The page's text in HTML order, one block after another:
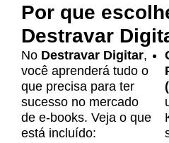
Por que
Destravar
No Destravar Digitar,
você aprenderá tudo o
que precisa para ter
sucesso no mercado
de e-books. Veja o que
está incluído: